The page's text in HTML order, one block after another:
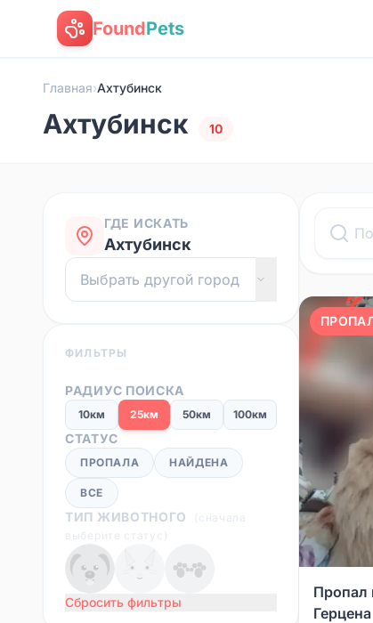
FoundPets
Главная›Ахтубинск
Ахтубинск 10
ГДЕ ИСКАТЬ
Ахтубинск
ФИЛЬТРЫ
РАДИУС ПОИСКА
10км 25км 50км 100км
СТАТУС
ПРОПАЛА НАЙДЕНА
ВСЕ
ТИП ЖИВОТНОГО
сначала
выберите статус )
Сбросить фильтры
Пропал
Герцена